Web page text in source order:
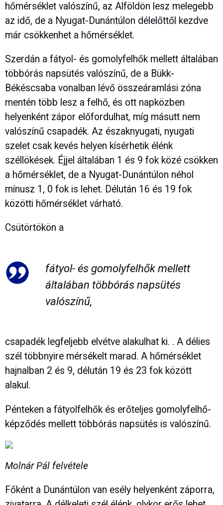
hőmérséklet valószínű, az Alföldön lesz melegebb
az idő, de a Nyugat-Dunántúlon délelőttől kezdve
már csökkenhet a hőmérséklet.
Szerdán a fátyol- és gomolyfelhők mellett általában
többórás napsütés valószínű, de a Bükk-
Békéscsaba vonalban lévő összeáramlási zóna
mentén több lesz a felhő, és ott napközben
helyenként zápor előfordulhat, míg másutt nem
valószínű csapadék. Az északnyugati, nyugati
szelet csak kevés helyen kísérhetik élénk
széllökések. Éjjel általában 1 és 9 fok közé csökken
a hőmérséklet, de a Nyugat-Dunántúlon néhol
mínusz 1, 0 fok is lehet. Délután 16 és 19 fok
közötti hőmérséklet várható.
Csütörtökön a
fátyol- és gomolyfelhők mellett
általában többórás napsütés
valószínű,
csapadék legfeljebb elvétve alakulhat ki. . A délies
szél többnyire mérsékelt marad. A hőmérséklet
hajnalban 2 és 9, délután 19 és 23 fok között
alakul.
Pénteken a fátyolfelhők és erőteljes gomolyfelhő-
képződés mellett többórás napsütés is valószínű.
Molnár Pál felvétele
Főként a Dunántúlon van esély helyenként záporra,